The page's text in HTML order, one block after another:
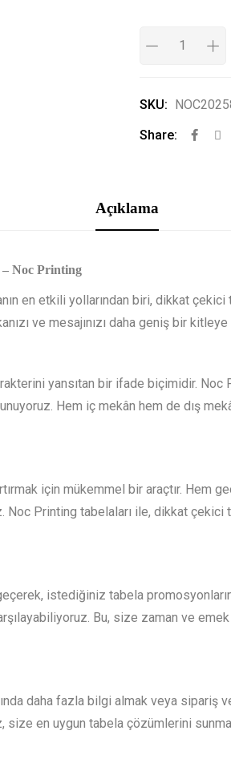
SKU:
Share:
Açıklama
– Noc Printing
en etkili yollarından biri, dikkat
ve mesajınızı daha geniş bir kitleye
yansıtan bir ifade biçimidir.
Hem iç mekân hem de dış
için mükemmel bir araçtır. Hem
Printing tabelaları ile, dikkat çekici
istediğiniz tabela
Bu, size zaman ve emek
daha fazla bilgi almak veya
en uygun tabela çözümlerini